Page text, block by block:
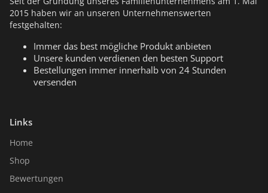
2015 haben wir an unseren Unternehmenswerten
festgehalten:
Immer das best mögliche Produkt anbieten
Unsere kunden verdienen den besten Support
Bestellungen immer innerhalb von 24 Stunden
versenden
Links
Home
Shop
Bewertungen